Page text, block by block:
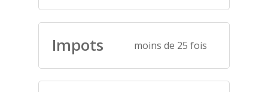
Impots moins de 25 fois